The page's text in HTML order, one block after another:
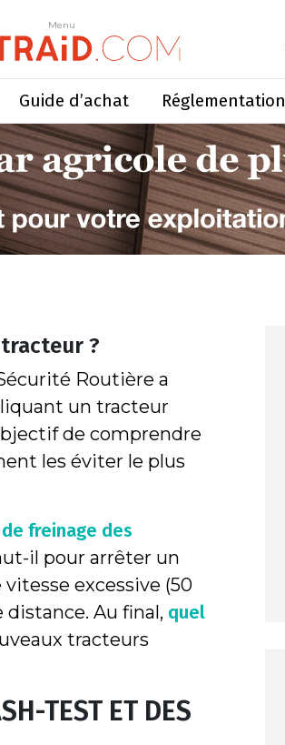
Menu
Guide d’achat Réglementation
?
Routière a
un tracteur
de comprendre
les éviter le plus
freinage des
il pour arrêter un
excessive (50
Au final, quel
tracteurs
TEST ET DES